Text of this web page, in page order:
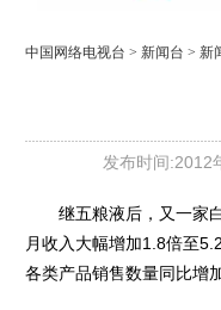
中国网络电视台 > 新闻台 > 新
发布时间:2012
继五粮液后，又一家白
月收入大幅增加1.8倍至
各类产品销售数量同比增